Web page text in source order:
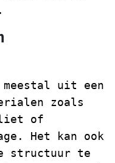
meestal uit een
zoals
of
Het kan ook
structuur te